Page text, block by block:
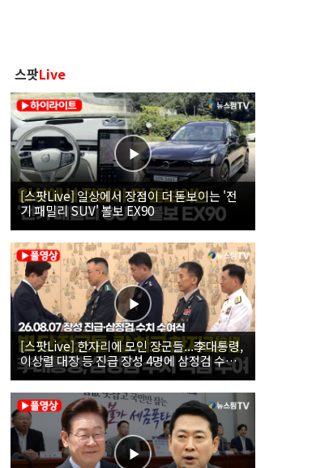
스팟Live
[스팟Live] 일상에서 장점이 더 돋보이는 '전
기 패밀리 SUV' 볼보 EX90
[스팟Live] 한자리에 모인 장군들...李대통령,
이상렬 대장 등 진급 장성 4명에 삼정검 수치
직접 수여｜26.08.07 장성 진급·삼정검 수치
수여식